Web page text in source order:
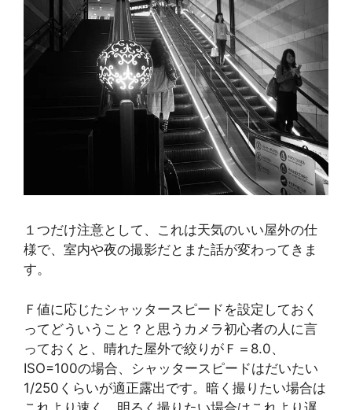
１つだけ注意として、これは天気のいい屋外の仕
様で、室内や夜の撮影だとまた話が変わってきま
す。
Ｆ値に応じたシャッタースピードを設定しておく
ってどういうこと？と思うカメラ初心者の人に言
っておくと、晴れた屋外で絞りがＦ＝8.0、
ISO=100の場合、シャッタースピードはだいたい
1/250くらいが適正露出です。暗く撮りたい場合は